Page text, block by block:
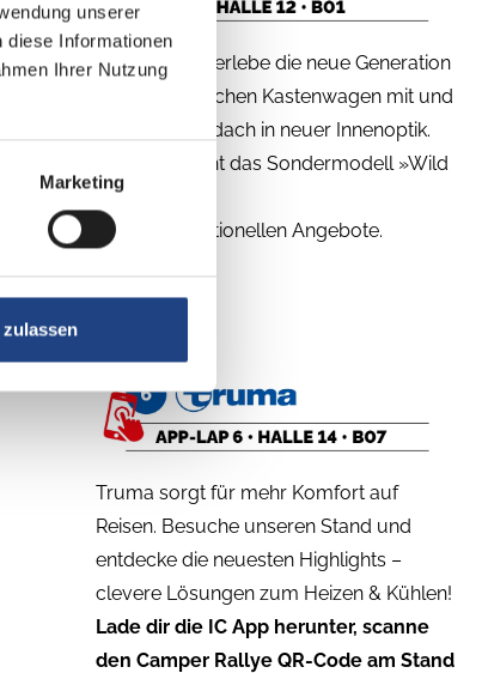
unserer
diese Informationen
Ihrer Nutzung
Marketing
zulassen
VANTourer – erlebe die neue Generation
von citytauglichen Kastenwagen mit und
ohne Aufstelldach in neuer Innenoptik.
Verpasse nicht das Sondermodell »Wild
Edition« und
unsere sensationellen Angebote.
Truma sorgt für mehr Komfort auf
Reisen. Besuche unseren Stand und
entdecke die neuesten Highlights –
clevere Lösungen zum Heizen & Kühlen!
Lade dir die IC App herunter, scanne
den Camper Rallye QR-Code am Stand